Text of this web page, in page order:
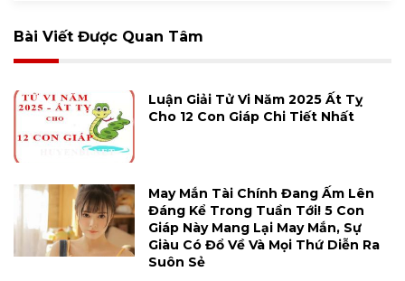
Bài Viết Được Quan Tâm
Luận Giải Tử Vi Năm 2025 Ất Tỵ
Cho 12 Con Giáp Chi Tiết Nhất
May Mắn Tài Chính Đang Ấm Lên
Đáng Kể Trong Tuần Tới! 5 Con
Giáp Này Mang Lại May Mắn, Sự
Giàu Có Đổ Về Và Mọi Thứ Diễn Ra
Suôn Sẻ